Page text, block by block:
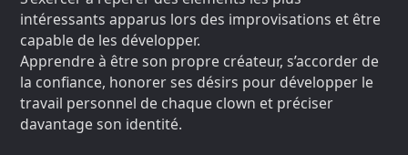
intéressants apparus lors des improvisations et être
capable de les développer.
Apprendre à être son propre créateur, s’accorder de
la confiance, honorer ses désirs pour développer le
travail personnel de chaque clown et préciser
davantage son identité.